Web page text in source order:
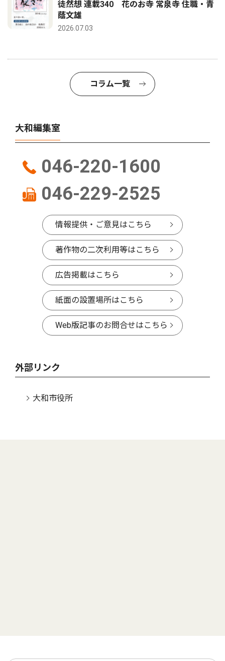
徒然想 連載340 花のお寺 常泉寺 住職・青
蔭文雄
2026.07.03
コラム一覧
大和編集室
046-220-1600
046-229-2525
情報提供・ご意見はこちら
著作物の二次利用等はこちら
広告掲載はこちら
紙面の設置場所はこちら
Web版記事のお問合せはこちら
外部リンク
大和市役所